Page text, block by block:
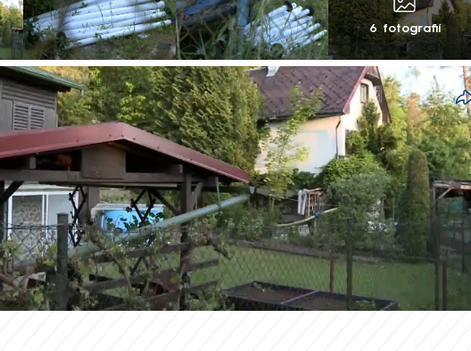
6 fotografií
případ napadení železnou tyčí mezi dvěma
Liticích. Na muže tam měla brutálním způsobem
poté ho ještě polila benzinem. Policii
obyvatelé, kteří slyšeli mužovo volání o pomoc.